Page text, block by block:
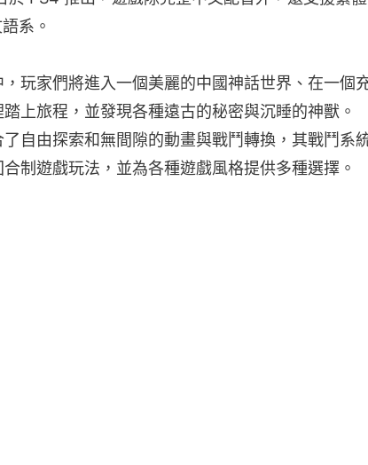
系。
玩家們將進入一個美麗的中國神話世界、在一個
上旅程，並發現各種遠古的秘密與沉睡的神獸。
了自由探索和無間隙的動畫與戰鬥轉換，其戰鬥系
制遊戲玩法，並為各種遊戲風格提供多種選擇。